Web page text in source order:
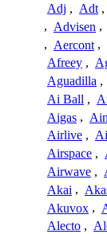
Adj , Adt ,
, Advisen ,
, Aercont ,
Afreey ,
Aguadilla ,
Ai Ball ,
Aigas ,
Airlive ,
Airspace ,
Airwave ,
Akai ,
Akuvox ,
Alecto ,